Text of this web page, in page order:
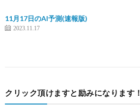
11月17日のAI予測(速報版)
2023.11.17
クリック頂けますと励みになります！